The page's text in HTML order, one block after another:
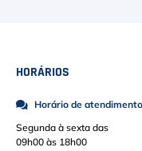
HORÁRIOS
Horário de atendimento
Segunda à sexta das
09h00 às 18h00